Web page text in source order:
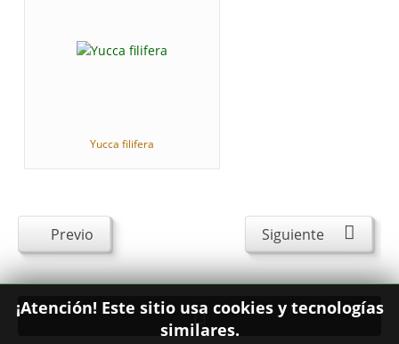
Yucca filifera
Previo Siguiente
¡Atención! Este sitio usa cookies y tecnologías
similares.